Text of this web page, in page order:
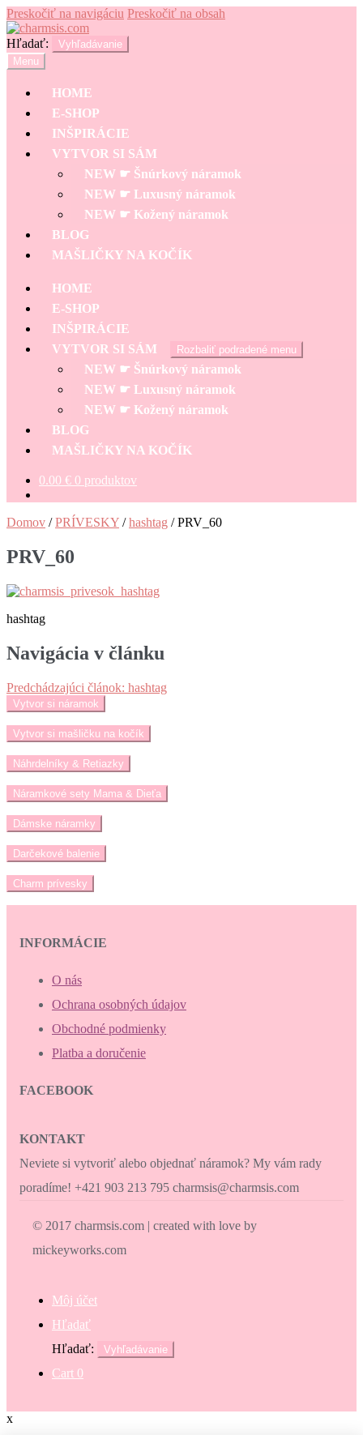
Preskočiť na navigáciu Preskočiť na obsah
Hľadať:
Vyhľadávanie
Menu
HOME
E-SHOP
INŠPIRÁCIE
VYTVOR SI SÁM
NEW ☛ Šnúrkový náramok
NEW ☛ Luxusný náramok
NEW ☛ Kožený náramok
BLOG
MAŠLIČKY NA KOČÍK
HOME
E-SHOP
INŠPIRÁCIE
VYTVOR SI SÁM
Rozbaliť podradené menu
NEW ☛ Šnúrkový náramok
NEW ☛ Luxusný náramok
NEW ☛ Kožený náramok
BLOG
MAŠLIČKY NA KOČÍK
0.00 € 0 produktov
Domov /PRÍVESKY /hashtag /PRV_60
PRV_60
hashtag
Navigácia v článku
Predchádzajúci článok: hashtag
Vytvor si náramok
Vytvor si mašličku na kočík
Náhrdelníky & Retiazky
Náramkové sety Mama & Dieťa
Dámske náramky
Darčekové balenie
Charm prívesky
INFORMÁCIE
O nás
Ochrana osobných údajov
Obchodné podmienky
Platba a doručenie
FACEBOOK
KONTAKT
Neviete si vytvoriť alebo objednať náramok? My vám rady
poradíme! +421 903 213 795 charmsis@charmsis.com
© 2017 charmsis.com | created with love by
mickeyworks.com
Môj účet
Hľadať
Hľadať:
Vyhľadávanie
Cart 0
x